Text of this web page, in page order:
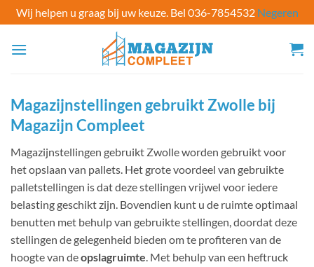
Wij helpen u graag bij uw keuze. Bel 036-7854532 Negeren
naar
Magazijnstellingen gebruikt Zwolle bij
Magazijn Compleet
Magazijnstellingen gebruikt Zwolle worden gebruikt voor
het opslaan van pallets. Het grote voordeel van gebruikte
palletstellingen is dat deze stellingen vrijwel voor iedere
belasting geschikt zijn. Bovendien kunt u de ruimte optimaal
benutten met behulp van gebruikte stellingen, doordat deze
stellingen de gelegenheid bieden om te profiteren van de
hoogte van deopslagruimte. Met behulp van een heftruck